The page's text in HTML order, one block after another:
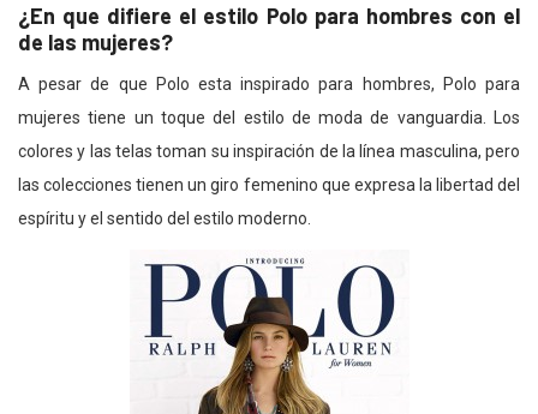
¿En que difiere el estilo Polo para hombres con el
de las mujeres?
A pesar de que Polo esta inspirado para hombres, Polo para
mujeres tiene un toque del estilo de moda de vanguardia. Los
colores y las telas toman su inspiración de la línea masculina, pero
las colecciones tienen un giro femenino que expresa la libertad del
espíritu y el sentido del estilo moderno.